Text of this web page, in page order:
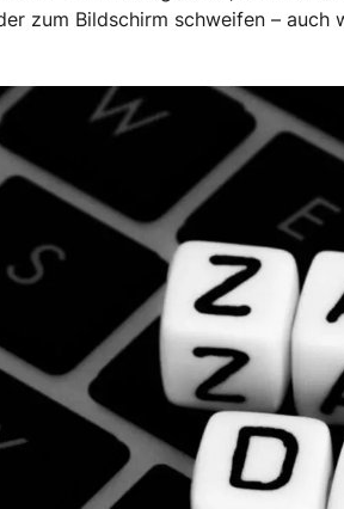
zum Bildschirm schweifen – auch